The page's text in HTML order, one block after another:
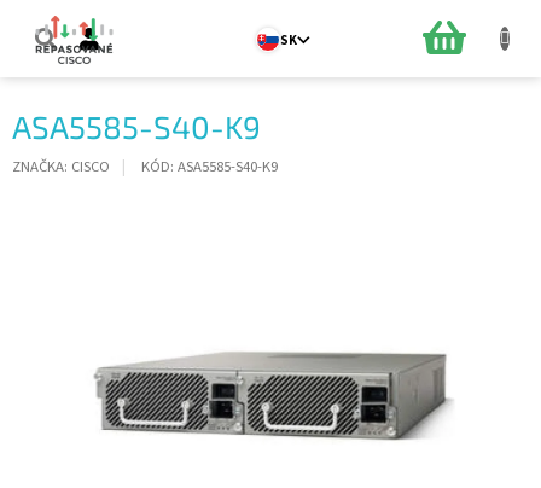
obsah
SK
ASA5585-S40-K9
ZNAČKA: CISCO KÓD: ASA5585-S40-K9